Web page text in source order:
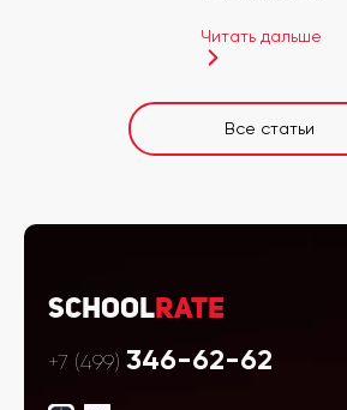
Читать дальше
Все статьи
SchoolRate
+7 (499) 346-62-62